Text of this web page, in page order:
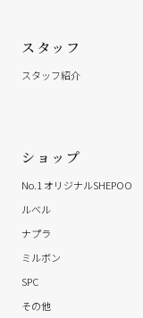
スタッフ
スタッフ紹介
ショップ
No.1 オリジナルSHEPOO
ルベル
ナプラ
ミルボン
SPC
その他